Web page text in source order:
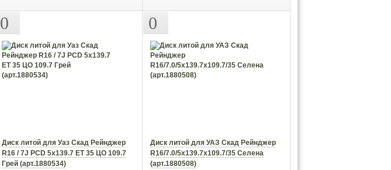
0
Диск литой для Уаз Скад Рейнджер
R16 / 7J PCD 5x139.7 ЕТ 35 ЦО 109.7
Грей (арт.1880534)
0
Диск литой для УАЗ Скад Рейнджер
R16/7.0/5x139.7x109.7/35 Селена
(арт.1880508)